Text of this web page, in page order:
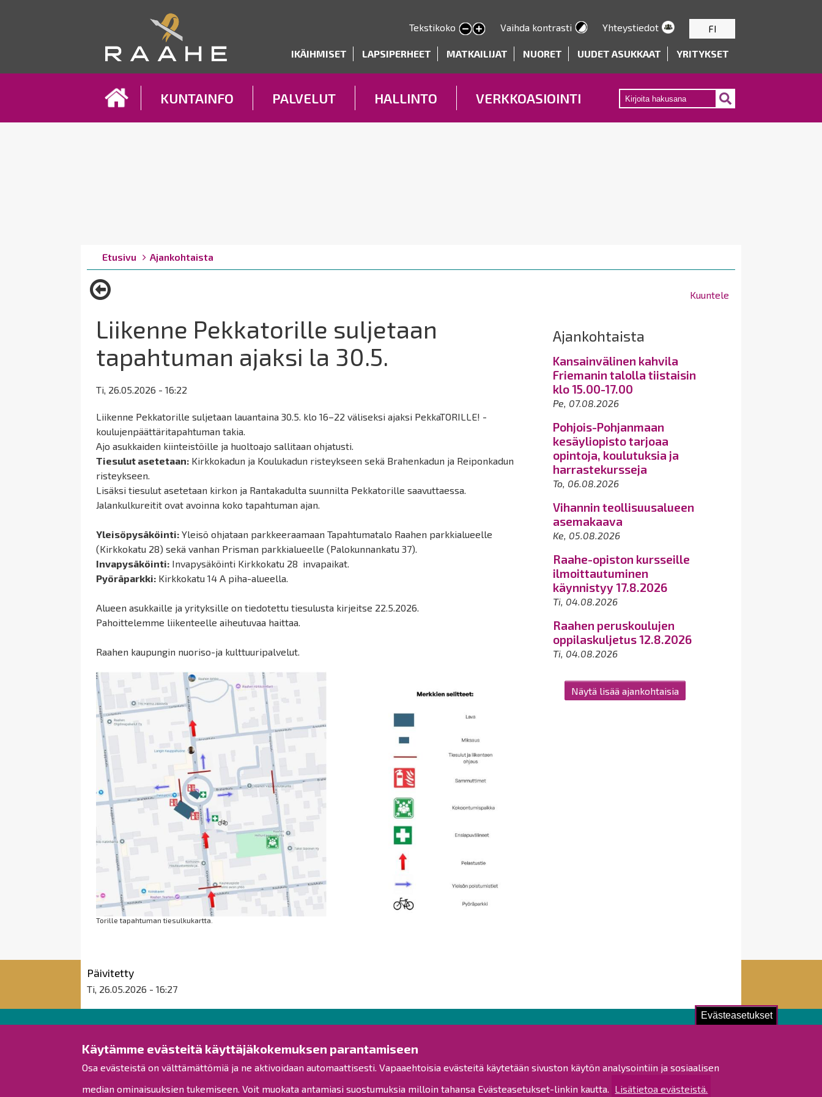
Evästeasetukset
Käytämme evästeitä käyttäjäkokemuksen parantamiseen
Osa evästeistä on välttämättömiä ja ne aktivoidaan automaattisesti. Vapaaehtoisia evästeitä käytetään sivuston käytön analysointiin ja sosiaalisen
median ominaisuuksien tukemiseen. Voit muokata antamiasi suostumuksia milloin tahansa Evästeasetukset-linkin kautta.
Lisätietoa evästeistä.
pääsisältöön
Tekstikoko
Pienennä tekstin kokoa
Suurenna tekstin kokoa Vaihda kontrasti Yhteystiedot FI
Kohderyhmät
IKÄIHMISET LAPSIPERHEET MATKAILIJAT NUORET UUDET ASUKKAAT YRITYKSET
KUNTAINFO PALVELUT HALLINTO VERKKOASIOINTI
Breadcrumbs
You
are
here:
Etusivu Ajankohtaista
Kuuntele
Liikenne Pekkatorille suljetaan
tapahtuman ajaksi la 30.5.
Ti, 26.05.2026 - 16:22
Liikenne Pekkatorille suljetaan lauantaina 30.5. klo 16–22 väliseksi ajaksi PekkaTORILLE! -
koulujenpäättäritapahtuman takia.
Ajo asukkaiden kiinteistöille ja huoltoajo sallitaan ohjatusti.
Tiesulut asetetaan: Kirkkokadun ja Koulukadun risteykseen sekä Brahenkadun ja Reiponkadun
risteykseen.
Lisäksi tiesulut asetetaan kirkon ja Rantakadulta suunnilta Pekkatorille saavuttaessa.
Jalankulkureitit ovat avoinna koko tapahtuman ajan.
Yleisöpysäköinti: Yleisö ohjataan parkkeeraamaan Tapahtumatalo Raahen parkkialueelle
(Kirkkokatu 28) sekä vanhan Prisman parkkialueelle (Palokunnankatu 37).
Invapysäköinti: Invapysäköinti Kirkkokatu 28 invapaikat.
Pyöräparkki: Kirkkokatu 14 A piha-alueella.
Alueen asukkaille ja yrityksille on tiedotettu tiesulusta kirjeitse 22.5.2026.
Pahoittelemme liikenteelle aiheutuvaa haittaa.
Raahen kaupungin nuoriso-ja kulttuuripalvelut.
Torille tapahtuman tiesulkukartta.
Ajankohtaista
Kansainvälinen kahvila
Friemanin talolla tiistaisin
klo 15.00-17.00
Pe, 07.08.2026
Pohjois-Pohjanmaan
kesäyliopisto tarjoaa
opintoja, koulutuksia ja
harrastekursseja
To, 06.08.2026
Vihannin teollisuusalueen
asemakaava
Ke, 05.08.2026
Raahe-opiston kursseille
ilmoittautuminen
käynnistyy 17.8.2026
Ti, 04.08.2026
Raahen peruskoulujen
oppilaskuljetus 12.8.2026
Ti, 04.08.2026
Näytä lisää ajankohtaisia
Päivitetty
Ti, 26.05.2026 - 16:27
Raahen kaupunki
Rantakatu 50
92100 Raahe
Ota yhteyttä!
Yleinen palaute
Toimipisteet
Esityslistat ja pöytäkirjat
Viranhaltijapäätökset